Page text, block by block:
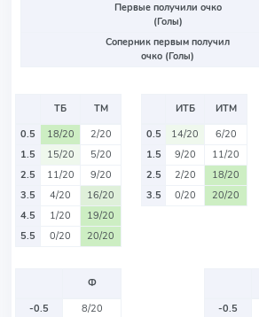
Первые получили очко
(Голы)
Соперник первым получил
очко (Голы)
ТБ
ТМ
0.5
18/20
2/20
1.5
15/20
5/20
2.5
11/20
9/20
3.5
4/20
16/20
4.5
1/20
19/20
5.5
0/20 20/20
ИТБ
ИТМ
0.5
14/20
6/20
1.5
9/20
11/20
2.5
2/20
18/20
3.5
0/20 20/20
Ф
-0.5
8/20
-0.5